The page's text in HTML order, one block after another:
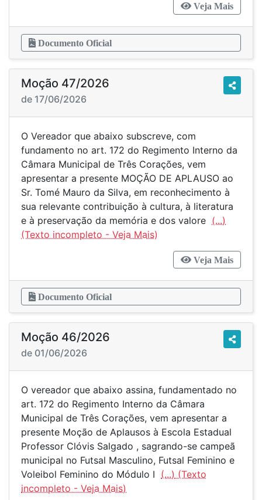
Veja Mais
Documento Oficial
Moção 47/2026
de 17/06/2026
O Vereador que abaixo subscreve, com
fundamento no art. 172 do Regimento Interno da
Câmara Municipal de Três Corações, vem
apresentar a presente MOÇÃO DE APLAUSO ao
Sr. Tomé Mauro da Silva, em reconhecimento à
sua relevante contribuição à cultura, à literatura
e à preservação da memória e dos valore (...)
Veja Mais
Documento Oficial
Moção 46/2026
de 01/06/2026
O vereador que abaixo assina, fundamentado no
art. 172 do Regimento Interno da Câmara
Municipal de Três Corações, vem apresentar a
presente Moção de Aplausos à Escola Estadual
Professor Clóvis Salgado , sagrando-se campeã
municipal no Futsal Masculino, Futsal Feminino e
Voleibol Feminino do Módulo I (...)